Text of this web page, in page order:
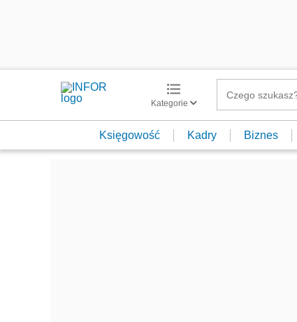
Kategorie
Księgowość Kadry Biznes